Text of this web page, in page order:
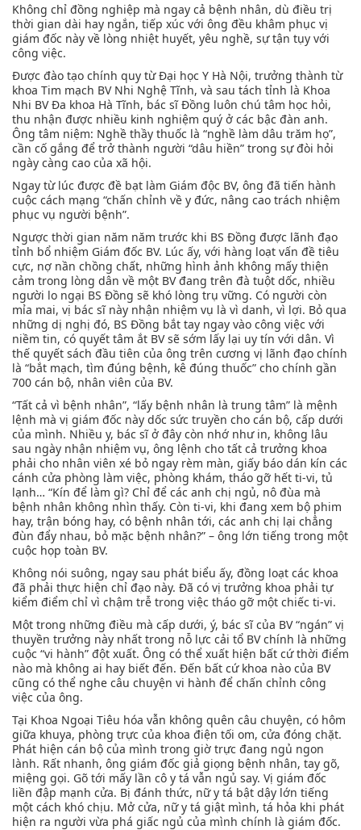
Không chỉ đồng nghiệp mà ngay cả bệnh nhân, dù điều trị
thời gian dài hay ngắn, tiếp xúc với ông đều khâm phục vị
giám đốc này về lòng nhiệt huyết, yêu nghề, sự tận tụy với
công việc.
Được đào tạo chính quy từ Đại học Y Hà Nội, trưởng thành từ
khoa Tim mạch BV Nhi Nghệ Tĩnh, và sau tách tỉnh là Khoa
Nhi BV Đa khoa Hà Tĩnh, bác sĩ Đồng luôn chú tâm học hỏi,
thu nhận được nhiều kinh nghiệm quý ở các bậc đàn anh.
Ông tâm niệm: Nghề thầy thuốc là “nghề làm dâu trăm họ”,
cần cố gắng để trở thành người “dâu hiền” trong sự đòi hỏi
ngày càng cao của xã hội.
Ngay từ lúc được đề bạt làm Giám độc BV, ông đã tiến hành
cuộc cách mạng “chấn chỉnh về y đức, nâng cao trách nhiệm
phục vụ người bệnh”.
Ngược thời gian năm năm trước khi BS Đồng được lãnh đạo
tỉnh bổ nhiệm Giám đốc BV. Lúc ấy, với hàng loạt vấn đề tiêu
cực, nợ nần chồng chất, những hình ảnh không mấy thiện
cảm trong lòng dân về một BV đang trên đà tuột dốc, nhiều
người lo ngại BS Đồng sẽ khó lòng trụ vững. Có người còn
mỉa mai, vị bác sĩ này nhận nhiệm vụ là vì danh, vì lợi. Bỏ qua
những dị nghị đó, BS Đồng bắt tay ngay vào công việc với
niềm tin, có quyết tâm ắt BV sẽ sớm lấy lại uy tín với dân. Vì
thế quyết sách đầu tiên của ông trên cương vị lãnh đạo chính
là “bắt mạch, tìm đúng bệnh, kê đúng thuốc” cho chính gần
700 cán bộ, nhân viên của BV.
“Tất cả vì bệnh nhân”, “lấy bệnh nhân là trung tâm” là mệnh
lệnh mà vị giám đốc này dốc sức truyền cho cán bộ, cấp dưới
của mình. Nhiều y, bác sĩ ở đây còn nhớ như in, không lâu
sau ngày nhận nhiệm vụ, ông lệnh cho tất cả trưởng khoa
phải cho nhân viên xé bỏ ngay rèm màn, giấy báo dán kín các
cánh cửa phòng làm việc, phòng khám, tháo gỡ hết ti-vi, tủ
lạnh… “Kín để làm gì? Chỉ để các anh chị ngủ, nô đùa mà
bệnh nhân không nhìn thấy. Còn ti-vi, khi đang xem bộ phim
hay, trận bóng hay, có bệnh nhân tới, các anh chị lại chẳng
đùn đẩy nhau, bỏ mặc bệnh nhân?” – ông lớn tiếng trong một
cuộc họp toàn BV.
Không nói suông, ngay sau phát biểu ấy, đồng loạt các khoa
đã phải thực hiện chỉ đạo này. Đã có vị trưởng khoa phải tự
kiểm điểm chỉ vì chậm trễ trong việc tháo gỡ một chiếc ti-vi.
Một trong những điều mà cấp dưới, ý, bác sĩ của BV “ngán” vị
thuyền trưởng này nhất trong nỗ lực cải tổ BV chính là những
cuộc “vi hành” đột xuất. Ông có thể xuất hiện bất cứ thời điểm
nào mà không ai hay biết đến. Đến bất cứ khoa nào của BV
cũng có thể nghe câu chuyện vi hành để chấn chỉnh công
việc của ông.
Tại Khoa Ngoại Tiêu hóa vẫn không quên câu chuyện, có hôm
giữa khuya, phòng trực của khoa điện tối om, cửa đóng chặt.
Phát hiện cán bộ của mình trong giờ trực đang ngủ ngon
lành. Rất nhanh, ông giám đốc giả giọng bệnh nhân, tay gõ,
miệng gọi. Gõ tới mấy lần cô y tá vẫn ngủ say. Vị giám đốc
liền đập mạnh cửa. Bị đánh thức, nữ y tá bật dậy lớn tiếng
một cách khó chịu. Mở cửa, nữ y tá giật mình, tá hỏa khi phát
hiện ra người vừa phá giấc ngủ của mình chính là giám đốc.